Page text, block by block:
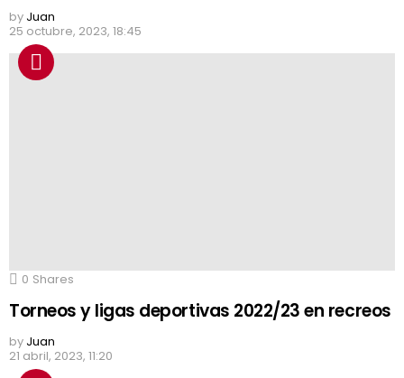
by Juan
25 octubre, 2023, 18:45
0 Shares
Torneos y ligas deportivas 2022/23 en recreos
by Juan
21 abril, 2023, 11:20